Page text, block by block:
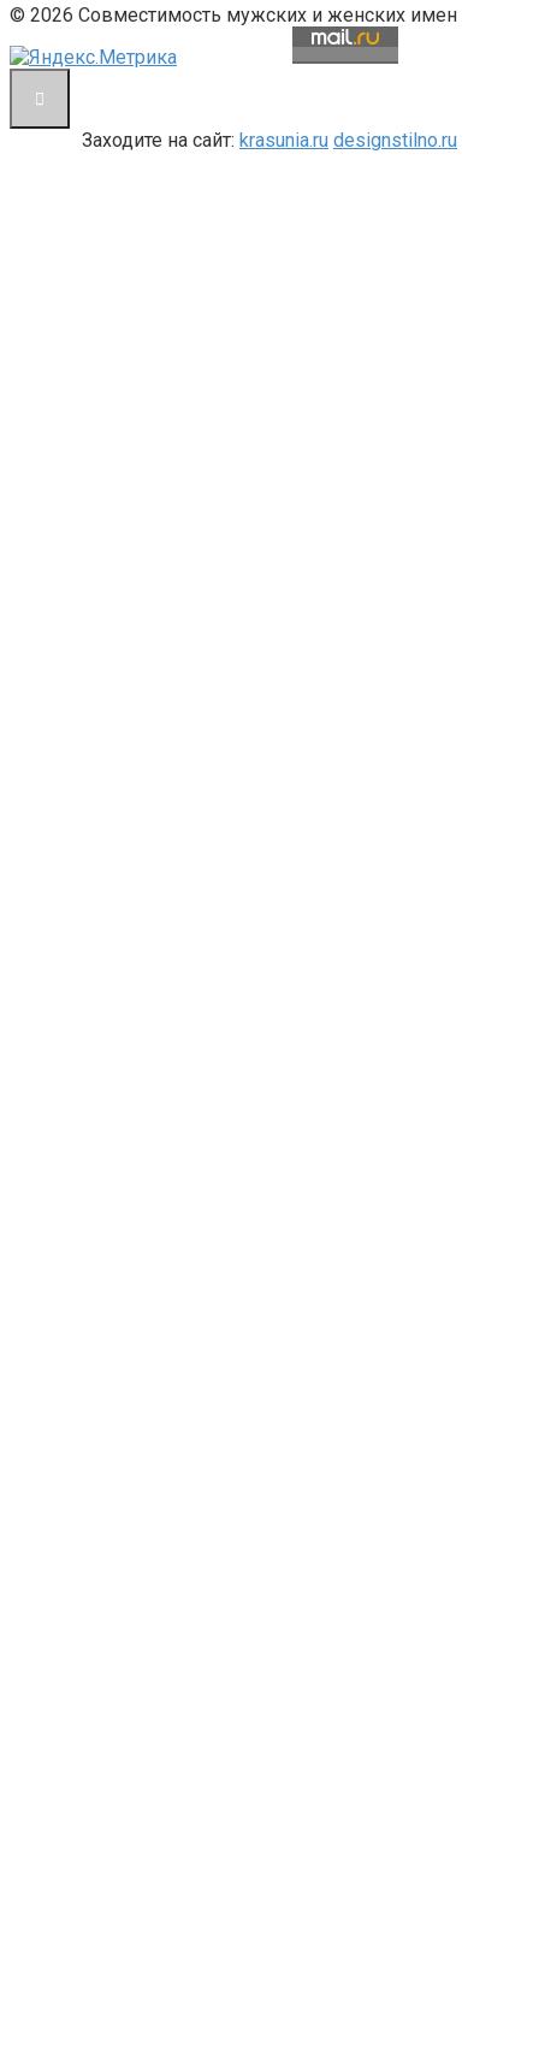
© 2026 Совместимость мужских и женских имен
Заходите на сайт: krasunia.ru designstilno.ru